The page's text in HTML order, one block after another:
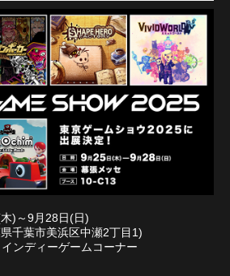
)～9月28日(日)
千葉市美浜区中瀬2丁目1)
インディーゲームコーナー